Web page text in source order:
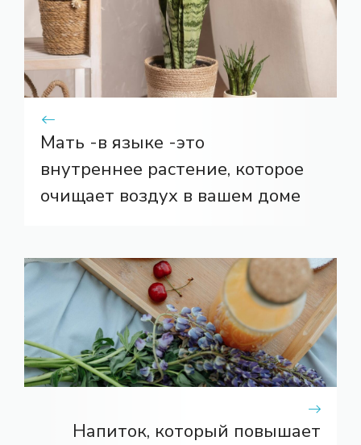
Мать -в языке -это
внутреннее растение, которое
очищает воздух в вашем доме
Напиток, который повышает